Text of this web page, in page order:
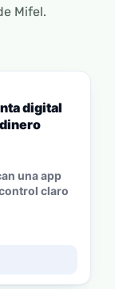
Mifel.
digital
una app
claro